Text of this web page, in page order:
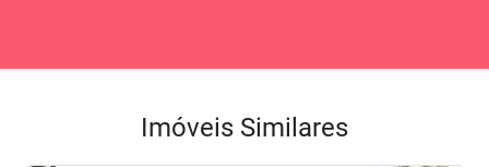
Imóveis Similares